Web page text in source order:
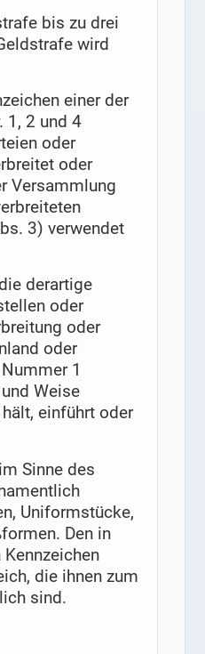
bis zu drei
wird
einer der
1, 2 und 4
oder
oder
Versammlung
3) verwendet
derartige
oder
oder
oder
1
Weise
einführt oder
Sinne des
Uniformstücke,
Den in
die ihnen zum
sind.